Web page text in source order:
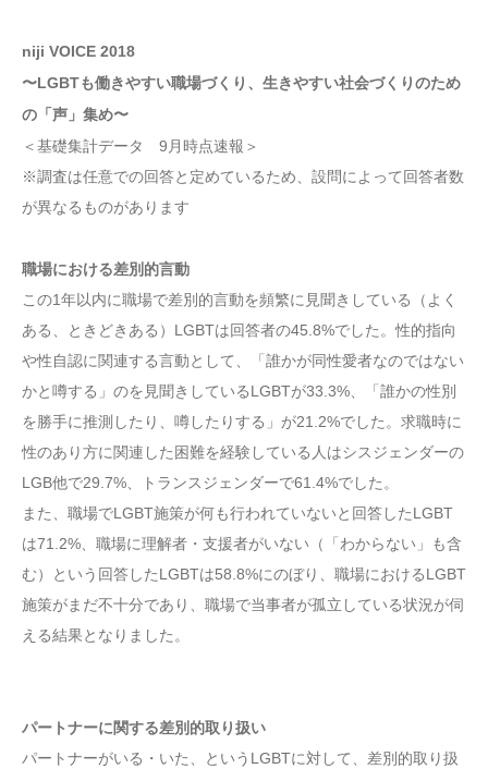
niji VOICE 2018
〜LGBTも働きやすい職場づくり、生きやすい社会づくりのため
の「声」集め〜
＜基礎集計データ 9月時点速報＞
※調査は任意での回答と定めているため、設問によって回答者数
が異なるものがあります
職場における差別的言動
この1年以内に職場で差別的言動を頻繁に見聞きしている（よく
ある、ときどきある）LGBTは回答者の45.8%でした。性的指向
や性自認に関連する言動として、「誰かが同性愛者なのではない
かと噂する」のを見聞きしているLGBTが33.3%、「誰かの性別
を勝手に推測したり、噂したりする」が21.2%でした。求職時に
性のあり方に関連した困難を経験している人はシスジェンダーの
LGB他で29.7%、トランスジェンダーで61.4%でした。
また、職場でLGBT施策が何も行われていないと回答したLGBT
は71.2%、職場に理解者・支援者がいない（「わからない」も含
む）という回答したLGBTは58.8%にのぼり、職場におけるLGBT
施策がまだ不十分であり、職場で当事者が孤立している状況が伺
える結果となりました。
パートナーに関する差別的取り扱い
パートナーがいる・いた、というLGBTに対して、差別的取り扱